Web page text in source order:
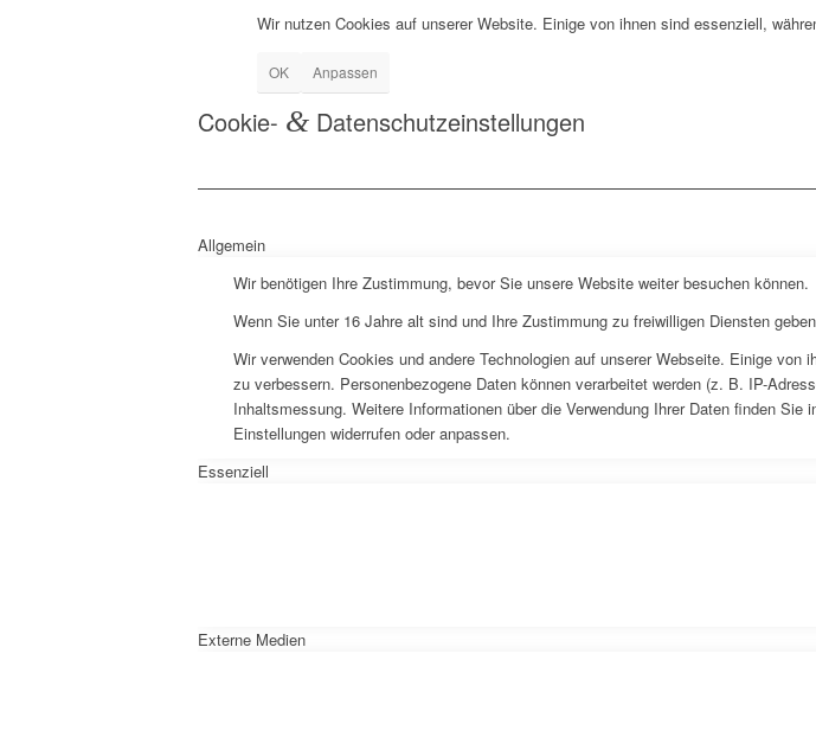
Wir nutzen Cookies auf unserer Website. Einige von ihnen sind essenziell,
OK Anpassen
Cookie- & Datenschutzeinstellungen
Allgemein
Wir benötigen Ihre Zustimmung, bevor Sie unsere Website weiter besuchen können.
Wenn Sie unter 16 Jahre alt sind und Ihre Zustimmung zu freiwilligen Diensten
Wir verwenden Cookies und andere Technologien auf unserer Webseite. Einige
zu verbessern. Personenbezogene Daten können verarbeitet werden (z. B. IP-
Inhaltsmessung. Weitere Informationen über die Verwendung Ihrer Daten finden
Einstellungen widerrufen oder anpassen.
Essenziell
Externe Medien